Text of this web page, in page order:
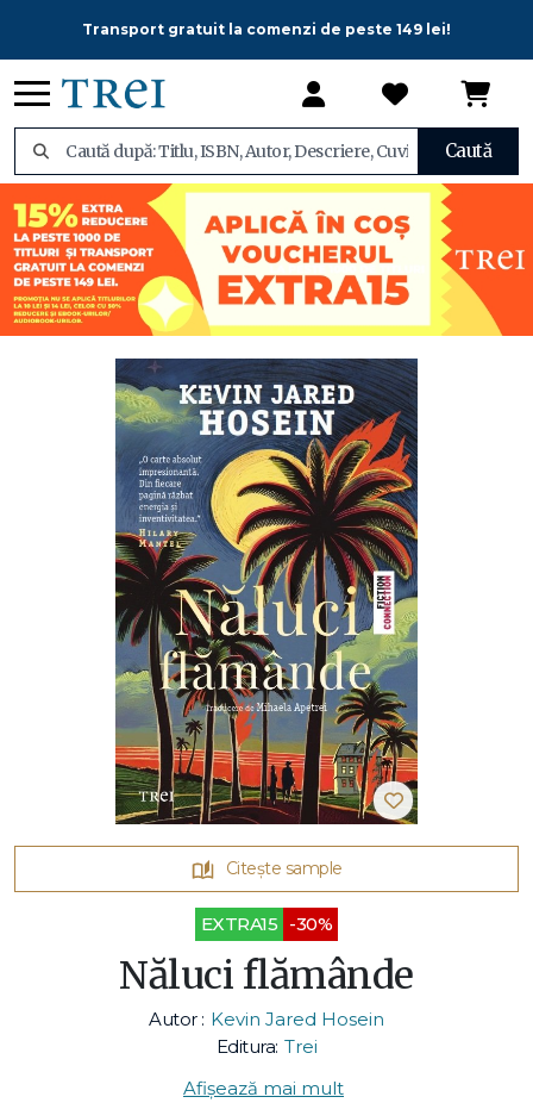
Transport gratuit la comenzi de peste 149 lei!
Caută
Citește sample
EXTRA15 -30%
Năluci flămânde
Autor : Kevin Jared Hosein
Editura: Trei
Afișează mai mult